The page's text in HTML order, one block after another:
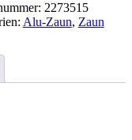
2273515
Alu-Zaun, Zaun